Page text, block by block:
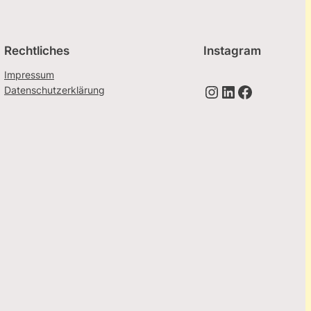
Rechtliches
Impressum
Datenschutzerklärung
Instagram
Instagram LinkedIn Facebook